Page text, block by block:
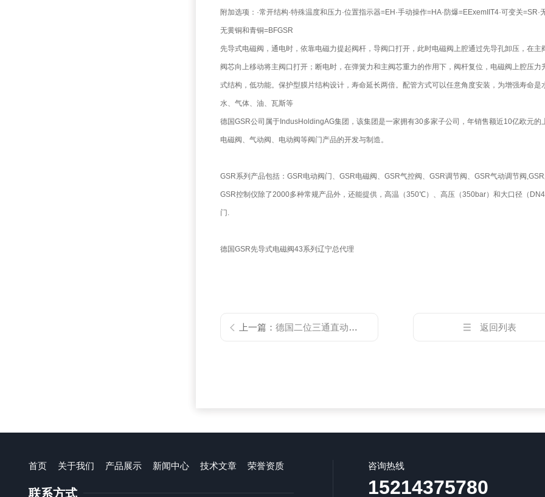
附加选项：·常开结构·特殊温度和压力·位置指示器=EH·手动操作=HA·防爆=EExemIIT4·可变关
无黄铜和青铜=BFGSR
先导式电磁阀，通电时，依靠电磁力提起阀杆，导阀口打开，此时电磁阀上腔通过先导孔卸压，在
阀芯向上移动将主阀口打开；断电时，在弹簧力和主阀芯重力的作用下，阀杆复位，电磁阀上腔压
式结构，低功能。保护型膜片结构设计，寿命延长两倍。配管方式可以任意角度安装，为增强寿命
水、气体、油、瓦斯等
德国GSR公司属于IndusHoldingAG集团，该集团是一家拥有30多家子公司，年销售额近10亿欧元
电磁阀、气动阀、电动阀等阀门产品的开发与制造。
GSR系列产品包括：GSR电动阀门、GSR电磁阀、GSR气控阀、GSR调节阀、GSR气动调节阀
GSR控制仪除了2000多种常规产品外，还能提供，高温（350℃）、高压（350bar）和大口径（
门.
德国GSR先导式电磁阀43系列辽宁总代理
上一篇：德国二位三通直动式电磁阀GSR72系列 返回列表
首页 关于我们 产品展示 新闻中心 技术文章 荣誉资质
联系方式
咨询热线
15214375780